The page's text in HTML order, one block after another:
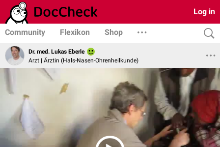
Log in
Community Flexikon Shop
Dr. med. Lukas Eberle
Arzt | Ärztin (Hals-Nasen-Ohrenheilkunde)